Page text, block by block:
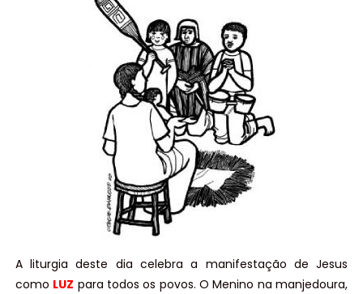
A liturgia deste dia celebra a manifestação de Jesus
como LUZ para todos os povos. O Menino na manjedoura,